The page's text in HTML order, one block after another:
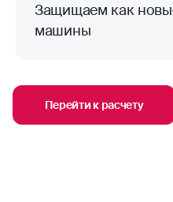
Защищаем как
машины
Перейти к расчету